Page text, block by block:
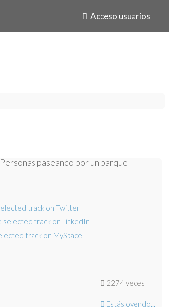
Acceso usuarios
Personas paseando por un parque
2274 veces
Estás oyendo...